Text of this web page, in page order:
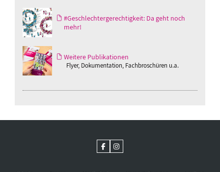
#Geschlechtergerechtigkeit: Da geht noch
mehr!
Weitere Publikationen
Flyer, Dokumentation, Fachbroschüren u.a.